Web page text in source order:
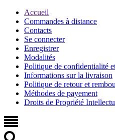
Accueil
Commandes à distance
Contacts
Se connecter
Enregistrer
Modalités
Politique de confidentialité
Informations sur la livraison
Politique de retour et
Méthodes de payement
Droits de Propriété